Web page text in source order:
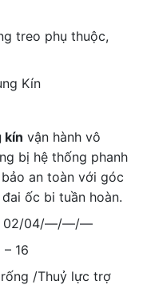
treo phụ thuộc,
kín vận hành vô
bị hệ thống phanh
an toàn với góc
ốc bi tuần hoàn.
02/04/—/—/—
16
/Thuỷ lực trợ